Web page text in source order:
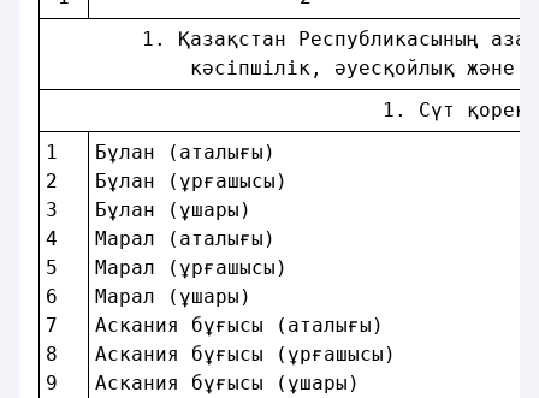
1. Қазақстан Республикасының
кәсiпшілік, әуесқойлық
1. Сүт
1
2
3
4
5
6
7
8
9
Бұлан (аталығы)
Бұлан (ұрғашысы)
Бұлан (ұшары)
Марал (аталығы)
Марал (ұрғашысы)
Марал (ұшары)
Аскания бұғысы (аталығы)
Аскания бұғысы (ұрғашысы)
Аскания бұғысы (ұшары)